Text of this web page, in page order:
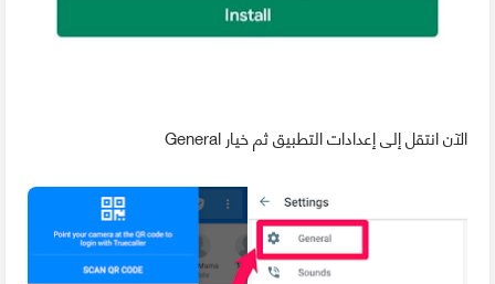
الآن انتقل إلى إعدادات التطبيق ثم خيار General